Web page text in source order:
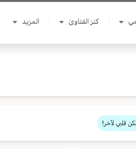
كنز الفتاوىٰ المزيد
قلبي لآخر!